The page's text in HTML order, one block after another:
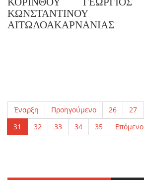
ΚΩΝΣΤΑΝΤΙΝΟΥ
ΑΙΤΩΛΟΑΚΑΡΝΑΝΙΑΣ
Έναρξη Προηγούμενο 26 27
31
32 33 34 35 Επόμενο